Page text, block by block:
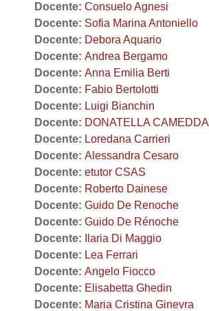
Docente: Consuelo Agnesi
Docente: Sofia Marina Antoniello
Docente: Debora Aquario
Docente: Andrea Bergamo
Docente: Anna Emilia Berti
Docente: Fabio Bertolotti
Docente: Luigi Bianchin
Docente: DONATELLA CAMEDDA
Docente: Loredana Carrieri
Docente: Alessandra Cesaro
Docente: etutor CSAS
Docente: Roberto Dainese
Docente: Guido De Renoche
Docente: Guido De Rénoche
Docente:
Ilaria Di Maggio
Docente: Lea Ferrari
Docente: Angelo Fiocco
Docente: Elisabetta Ghedin
Docente: Maria Cristina Ginevra